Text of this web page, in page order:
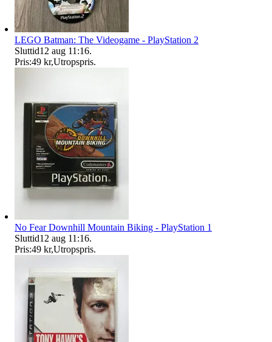
LEGO Batman: The Videogame - PlayStation 2
Sluttid12 aug 11:16.
Pris:49 kr,Utropspris.
No Fear Downhill Mountain Biking - PlayStation 1
Sluttid12 aug 11:16.
Pris:49 kr,Utropspris.